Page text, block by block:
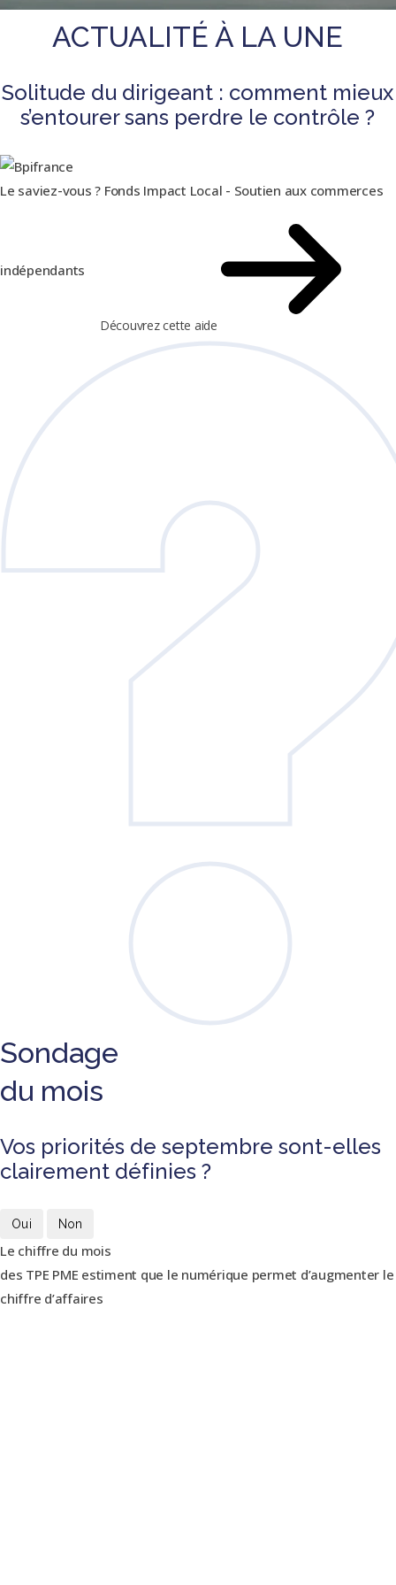
ACTUALITÉ À LA UNE
Solitude du dirigeant : comment mieux
s’entourer sans perdre le contrôle ?
Le saviez-vous ? Fonds Impact Local - Soutien aux commerces
indépendants
Découvrez cette aide
Sondage
du mois
Vos priorités de septembre sont-elles
clairement définies ?
Oui Non
Le chiffre du mois
des TPE PME estiment que le numérique permet d’augmenter le
chiffre d’affaires